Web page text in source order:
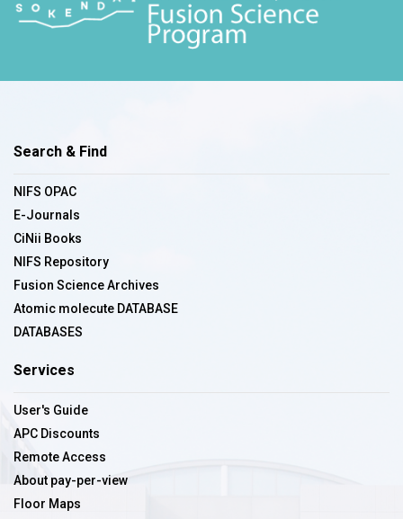
Search & Find
NIFS OPAC
E-Journals
CiNii Books
NIFS Repository
Fusion Science Archives
Atomic molecute DATABASE
DATABASES
Services
User's Guide
APC Discounts
Remote Access
About pay-per-view
Floor Maps